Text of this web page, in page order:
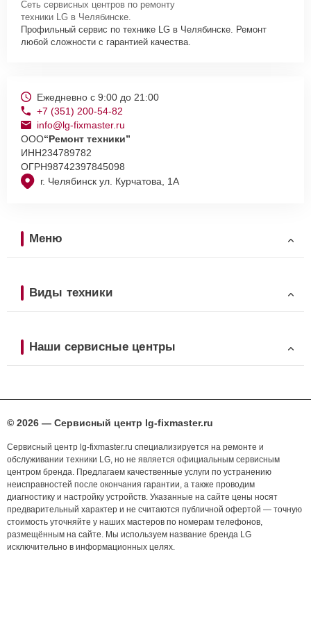
Сеть сервисных центров по ремонту
техники LG в Челябинске.
Профильный сервис по технике LG в Челябинске. Ремонт
любой сложности с гарантией качества.
г. Челябинск ул. Курчатова, 1А
Ежедневно с 9:00 до 21:00
+7 (351) 200-54-82
info@lg-fixmaster.ru
ООО“Ремонт техники”
ИНН234789782
ОГРН98742397845098
Меню
Виды техники
Наши сервисные центры
© 2026 — Сервисный центр lg-fixmaster.ru
Сервисный центр lg-fixmaster.ru специализируется на ремонте и
обслуживании техники LG, но не является официальным сервисным
центром бренда. Предлагаем качественные услуги по устранению
неисправностей после окончания гарантии, а также проводим
диагностику и настройку устройств. Указанные на сайте цены носят
предварительный характер и не считаются публичной офертой — точную
стоимость уточняйте у наших мастеров по номерам телефонов,
размещённым на сайте. Мы используем название бренда LG
исключительно в информационных целях.